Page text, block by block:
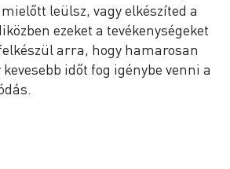
leülsz, vagy elkészíted a
ezeket a tevékenységeket
arra, hogy hamarosan
időt fog igénybe venni a